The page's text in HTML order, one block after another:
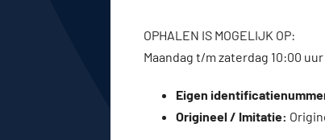
OPHALEN IS MOGELIJK OP:
Maandag t/m zaterdag 10:00
Eigen
Origineel / Imitatie: